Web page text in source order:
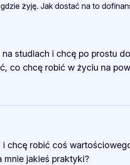
żyję. Jak dostać na to
studiach i chcę po prostu
co chcę robić w życiu na
chcę robić coś
mnie jakieś praktyki?